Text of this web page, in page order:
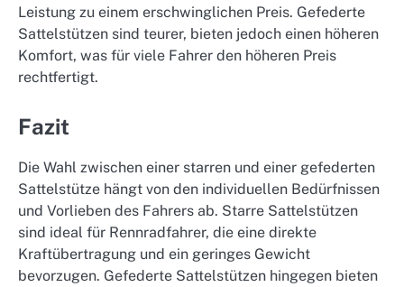
Leistung zu einem erschwinglichen Preis. Gefederte
Sattelstützen sind teurer, bieten jedoch einen höheren
Komfort, was für viele Fahrer den höheren Preis
rechtfertigt.
Fazit
Die Wahl zwischen einer starren und einer gefederten
Sattelstütze hängt von den individuellen Bedürfnissen
und Vorlieben des Fahrers ab. Starre Sattelstützen
sind ideal für Rennradfahrer, die eine direkte
Kraftübertragung und ein geringes Gewicht
bevorzugen. Gefederte Sattelstützen hingegen bieten